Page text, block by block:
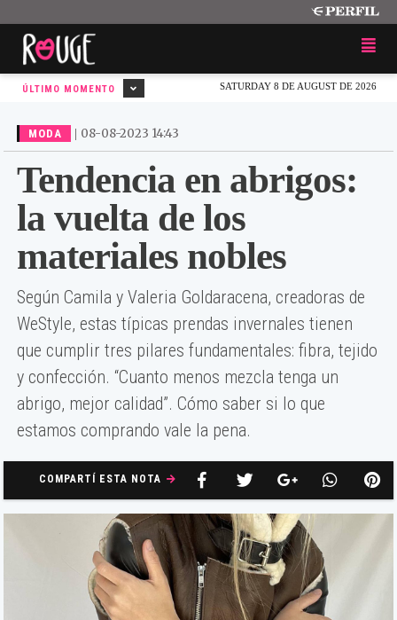
SATURDAY 8 DE AUGUST DE 2026
ÚLTIMO MOMENTO
MODA | 08-08-2023 14:43
Tendencia en abrigos:
la vuelta de los
materiales nobles
Según Camila y Valeria Goldaracena, creadoras de
WeStyle, estas típicas prendas invernales tienen
que cumplir tres pilares fundamentales: fibra, tejido
y confección. “Cuanto menos mezcla tenga un
abrigo, mejor calidad”. Cómo saber si lo que
estamos comprando vale la pena.
COMPARTÍ ESTA NOTA